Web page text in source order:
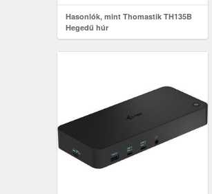
Hasonlók, mint Thomastik TH135B
Hegedű húr